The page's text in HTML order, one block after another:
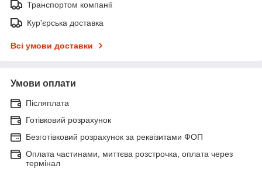
Транспортом компанії
Кур'єрська доставка
Всі умови доставки
Умови оплати
Післяплата
Готівковий розрахунок
Безготівковий розрахунок за реквізитами ФОП
Оплата частинами, миттєва розстрочка, оплата через
термінал